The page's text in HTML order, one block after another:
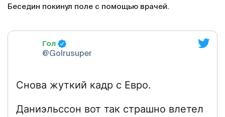
Беседин покинул поле с помощью врачей.
Гол
@Golrusuper
Снова жуткий кадр с Евро.
Даниэльссон вот так страшно влетел